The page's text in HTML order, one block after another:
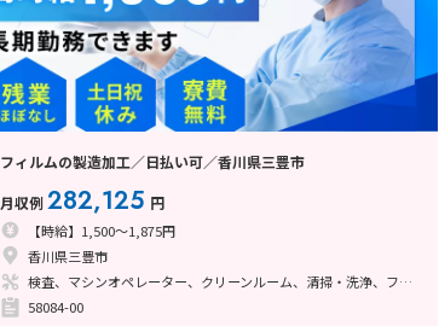
フィルムの製造加工／日払い可／香川県三豊市
月収例282,125 円
【時給】1,500～1,875円
香川県三豊市
検査、マシンオペレーター、クリーンルーム、清掃・洗浄、フォークリフト、立ち作業
58084-00